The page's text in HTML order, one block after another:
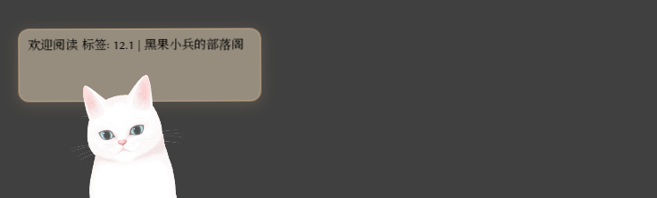
欢迎阅读 标签: 12.1 | 黑果小兵的部落阁